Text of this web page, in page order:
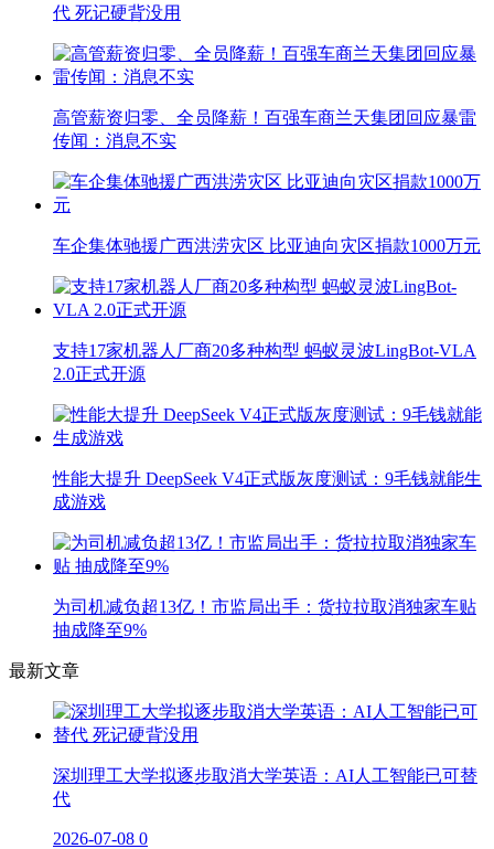
代 死记硬背没用
高管薪资归零、全员降薪！百强车商兰天集团回应暴雷
传闻：消息不实
车企集体驰援广西洪涝灾区 比亚迪向灾区捐款1000万元
支持17家机器人厂商20多种构型 蚂蚁灵波LingBot-VLA
2.0正式开源
性能大提升 DeepSeek V4正式版灰度测试：9毛钱就能生
成游戏
为司机减负超13亿！市监局出手：货拉拉取消独家车贴
抽成降至9%
最新文章
深圳理工大学拟逐步取消大学英语：AI人工智能已可替
代
2026-07-08 0